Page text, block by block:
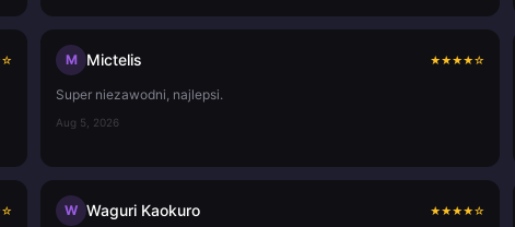
☆ M Mictelis ★★★★☆
Super niezawodni, najlepsi.
Aug 5, 2026
☆ W Waguri Kaokuro ★★★★☆